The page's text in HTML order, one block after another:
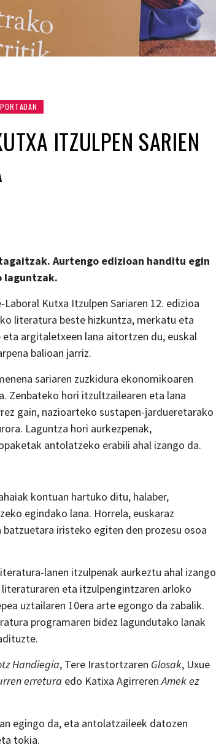
PORTADAN
ITZULPEN SARIEN
Aurtengo edizioan handitu egin
laguntzak.
Kutxa Itzulpen Sariaren 12. edizioa
literatura beste hizkuntza, merkatu eta
argitaletxeen lana aitortzen du, euskal
balioan jarriz.
sariaren zuzkidura ekonomikoaren
Zenbateko hori itzultzailearen eta lana
gain, nazioarteko sustapen-jardueretarako
Laguntza hori aurkezpenak,
antolatzeko erabili ahal izango da.
kontuan hartuko ditu, halaber,
egindako lana. Horrela, euskaraz
iristeko egiten den prozesu osoa
lanen itzulpenak aurkeztu ahal izango
eta itzulpengintzaren arloko
uztailaren 10era arte egongo da zabalik.
programaren bidez lagundutako lanak
Handiegia, Tere Irastortzaren Glosak, Uxue
erretura edo Katixa AgirrerenAmek ez
egingo da, eta antolatzaileek datozen
tokia.